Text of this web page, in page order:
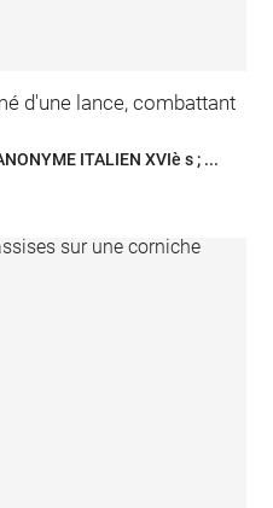
d'une lance, combattant
MORO Battista del, attribué à ; ANONYME ITALIEN XVIè s ; ...